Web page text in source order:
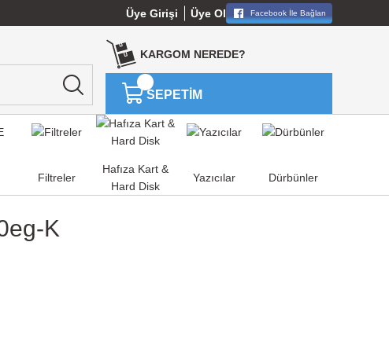
Üye Girişi Üye Ol Facebook İle Bağlan
KARGOM NEREDE?
SEPETİM
Filtreler
Hafıza Kart &
Hard Disk
Yazıcılar Dürbünler
K